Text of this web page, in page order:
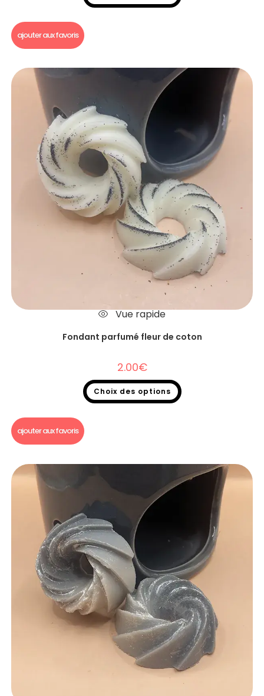
ajouter aux favoris
Vue rapide
Fondant parfumé fleur de coton
2.00€
Choix des options
ajouter aux favoris